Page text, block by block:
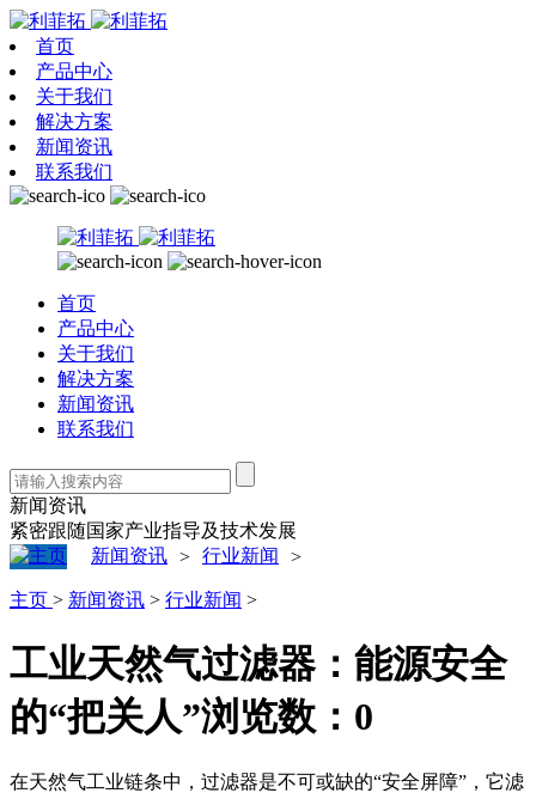
首页
产品中心
关于我们
解决方案
新闻资讯
联系我们
首页
产品中心
关于我们
解决方案
新闻资讯
联系我们
新闻资讯
紧密跟随国家产业指导及技术发展
新闻资讯 > 行业新闻 >
主页 > 新闻资讯 > 行业新闻 >
工业天然气过滤器：能源安全
的“把关人”浏览数： 0
在天然气工业链条中，过滤器是不可或缺的“安全屏障”，它滤